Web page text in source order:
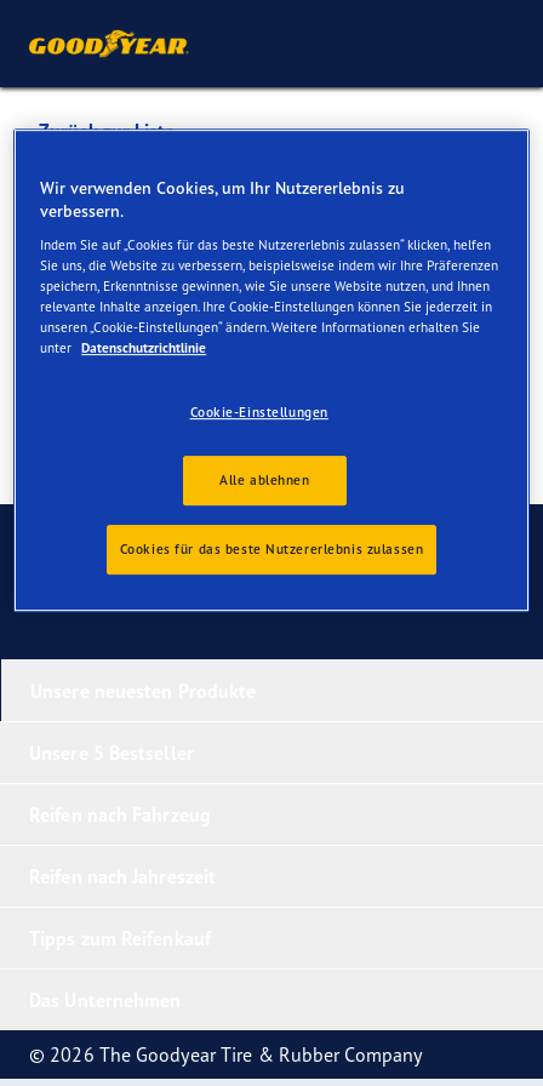
Zurück zur Liste
RAIFFEISEN-LAGERHAUS
Dienste online und vor Ort verfügbar
Kontakt Serviceleistungen
Kontaktieren Sie uns
© 2026 The Goodyear Tire & Rubber Company
Wir verwenden Cookies, um Ihr Nutzererlebnis zu
verbessern.
Indem Sie auf „Cookies für das beste Nutzererlebnis zulassen“ klicken, helfen
Sie uns, die Website zu verbessern, beispielsweise indem wir Ihre Präferenzen
speichern, Erkenntnisse gewinnen, wie Sie unsere Website nutzen, und Ihnen
relevante Inhalte anzeigen. Ihre Cookie-Einstellungen können Sie jederzeit in
unseren „Cookie-Einstellungen“ ändern. Weitere Informationen erhalten Sie
unter Datenschutzrichtlinie
Cookie-Einstellungen
Alle ablehnen
Cookies für das beste Nutzererlebnis zulassen